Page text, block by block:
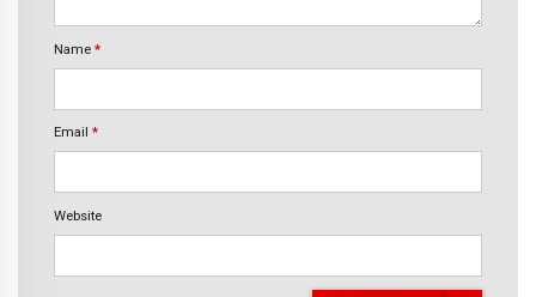
Name *
Email *
Website